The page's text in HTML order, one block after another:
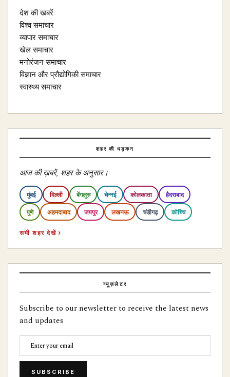
देश की खबरें
विश्व समाचार
व्यापार समाचार
खेल समाचार
मनोरंजन समाचार
विज्ञान और प्रौद्योगिकी समाचार
स्वास्थ्य समाचार
शहर की धड़कन
आज की ख़बरें, शहर के अनुसार।
मुंबई दिल्ली बेंगलुरु चेन्नई कोलकाता हैदराबाद
पुणे अहमदाबाद जयपुर लखनऊ चंडीगढ़ कोच्चि
सभी शहर देखें ›
न्यूज़लेटर
Subscribe to our newsletter to receive the latest news
and updates
SUBSCRIBE